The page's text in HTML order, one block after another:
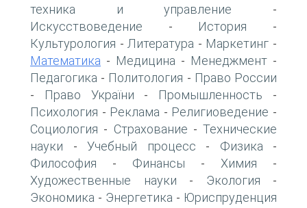
и СМИ-
Информатика, вычислительная
техника и управление-
Искусствоведение- История-
Культурология -Литература-Маркетинг -
Математика -Медицина- Менеджмент-
Педагогика-Политология-Право России
-Право України-Промышленность-
Психология - Реклама-Религиоведение-
Социология-Страхование-
Технические
науки-Учебный процесс - Физика -
Философия- Финансы -Химия-
Художественные науки -Экология -